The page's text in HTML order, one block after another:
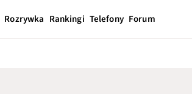
Rozrywka Rankingi Telefony Forum